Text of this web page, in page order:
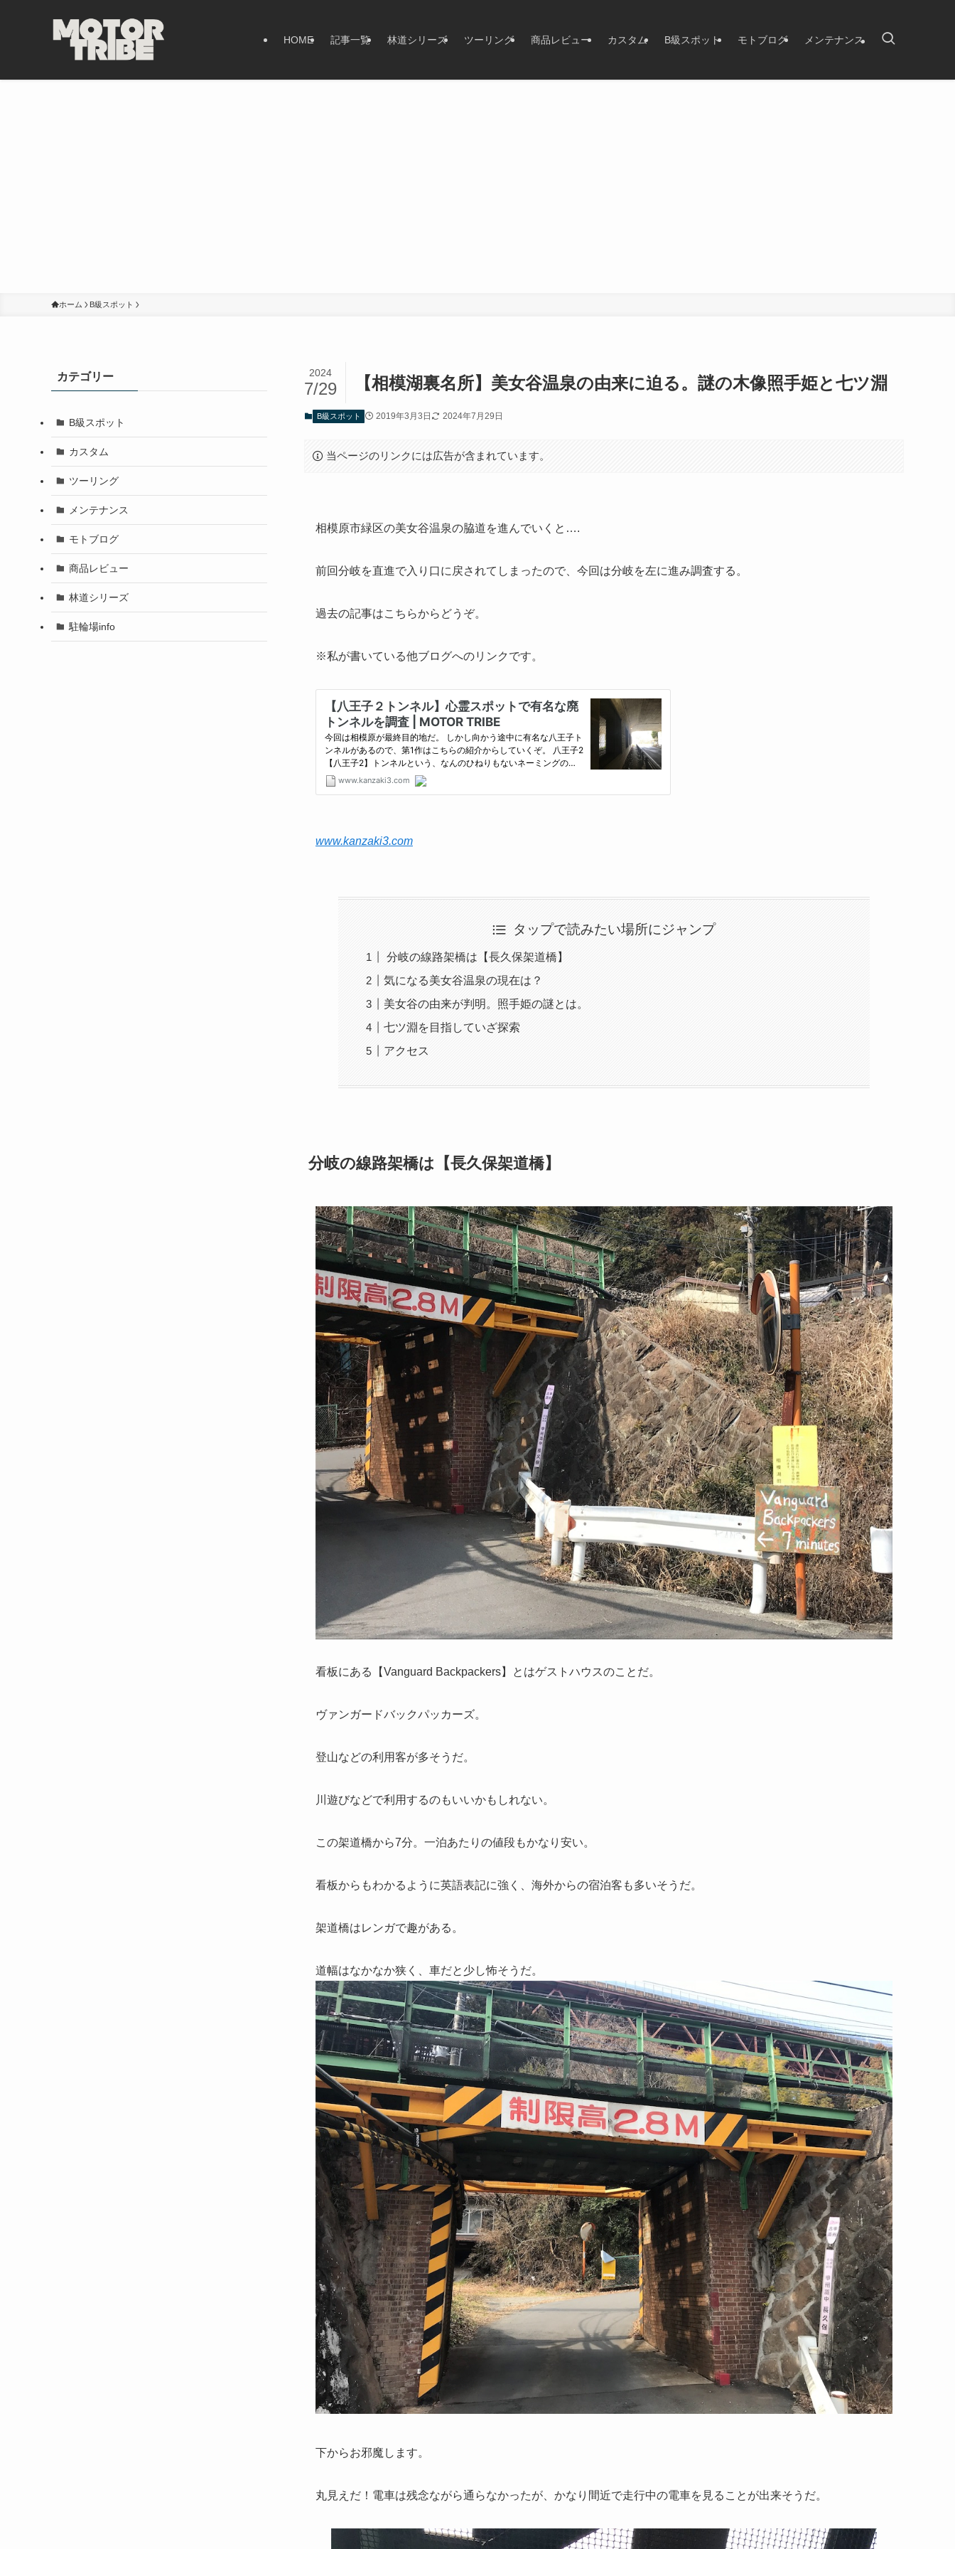
HOME 記事一覧 林道シリーズ ツーリング 商品レビュー カスタム B級スポット モトブログ メンテナンス
ホーム B級スポット
【相模湖裏名所】美女谷温泉の由来に迫る。謎の木像照手姫と七ツ淵
2024
7/29
B級スポット 2019年3月3日 2024年7月29日
当ページのリンクには広告が含まれています。
相模原市緑区の美女谷温泉の脇道を進んでいくと….
前回分岐を直進で入り口に戻されてしまったので、今回は分岐を左に進み調査する。
過去の記事はこちらからどうぞ。
※私が書いている他ブログへのリンクです。
www.kanzaki3.com
タップで読みたい場所にジャンプ
分岐の線路架橋は【長久保架道橋】
気になる美女谷温泉の現在は？
美女谷の由来が判明。照手姫の謎とは。
七ツ淵を目指していざ探索
アクセス
分岐の線路架橋は【長久保架道橋】
看板にある【Vanguard Backpackers】とはゲストハウスのことだ。
ヴァンガードバックパッカーズ。
登山などの利用客が多そうだ。
川遊びなどで利用するのもいいかもしれない。
この架道橋から7分。一泊あたりの値段もかなり安い。
看板からもわかるように英語表記に強く、海外からの宿泊客も多いそうだ。
架道橋はレンガで趣がある。
道幅はなかなか狭く、車だと少し怖そうだ。
下からお邪魔します。
丸見えだ！電車は残念ながら通らなかったが、かなり間近で走行中の電車を見ることが出来そうだ。
カテゴリー
B級スポット
カスタム
ツーリング
メンテナンス
モトブログ
商品レビュー
林道シリーズ
駐輪場info